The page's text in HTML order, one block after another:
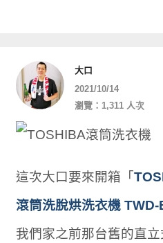
大口
2021/10/14
瀏覽：1,311 人次
這次大口要來開箱「
滾筒洗脫烘洗衣機
我們家之前那台舊的直